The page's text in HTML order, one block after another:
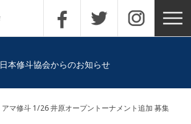
日本修斗協会からのお知らせ
アマ修斗 1/26 井原オープントーナメント追加 募集